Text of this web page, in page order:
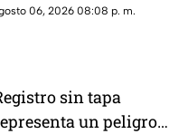
entre dos vehículos.
06, 2026 08:08 p. m.
sin tapa
un peligro